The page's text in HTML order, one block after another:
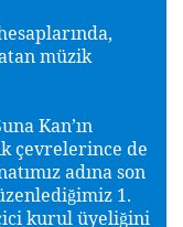
müzik
Kan’ın
çevrelerince de
adına son
ğimiz 1.
kurul üyeliğini